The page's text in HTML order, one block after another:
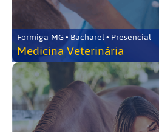
Formiga-MG • Bacharel • Presencial
Medicina Veterinária